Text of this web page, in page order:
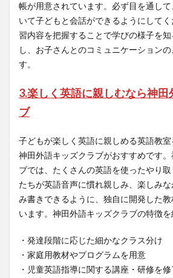
帳が用意されています。必ず目を通し
いて子どもと会話ができるようにして
習内容を把握することで学びの様子を
し、お子さんとのコミュニケーション
す。
3.楽しく英語に親しむなら神田
ブ
子どもが楽しく英語に親しめる英語教室
神田外語キッズクラブがおすすめです
ブでは、たくさんの英語を使ったやり
たちが英語音声に慣れ親しみ、楽しみ
み書きできるように、独自に開発した
います。神田外語キッズクラブの特徴を
・発達段階に応じた細かなクラス分け
・家庭用教材やプログラムを用意
・児童英語指導に関する講座・研修を